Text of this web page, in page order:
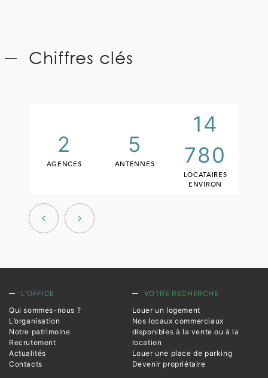
Chiffres clés
ANTENNES
780
48%
BÉNÉFICIAIRES
L’OFFICE
Qui sommes-nous ?
L’organisation
Notre patrimoine
Recrutement
Actualités
Contacts
VOTRE RECHERCHE
Louer un logement
Nos locaux commerciaux
disponibles à la vente ou à la
location
Louer une place de parking
Devenir propriétaire